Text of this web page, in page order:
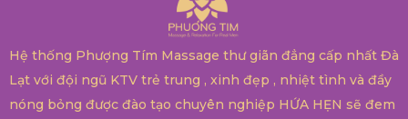
Hệ thống Phượng Tím Massage thư giãn đẳng cấp nhất Đà
Lạt với đội ngũ KTV trẻ trung , xinh đẹp , nhiệt tình và đầy
nóng bỏng được đào tạo chuyên nghiệp HỨA HẸN sẽ đem